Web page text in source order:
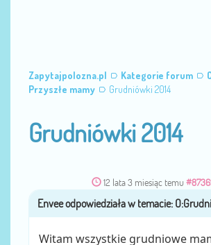
Zapytajpolozna.pl Kategorie forum
Przyszłe mamy
Grudniówki 2014
Grudniówki 2014
12 lata 3 miesiąc temu
przezEnvee
Witam wszystkie grudniowe